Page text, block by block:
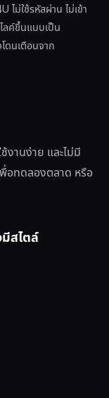
ไม่ใช้รหัสผ่าน ไม่เข้า
ค์ขึ้นแบบเป็น
ดนเตือนจาก
งานง่าย และไม่มี
พื่อทดลองตลาด หรือ
มีสไตล์